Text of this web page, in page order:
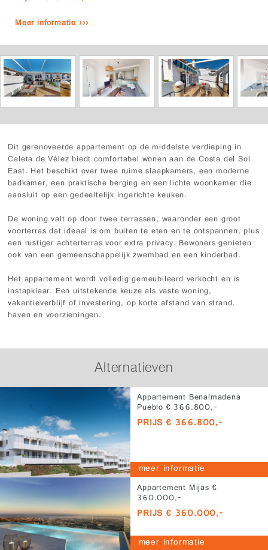
Meer informatie ›››
Dit gerenoveerde appartement op de middelste verdieping in
Caleta de Vélez biedt comfortabel wonen aan de Costa del Sol
East. Het beschikt over twee ruime slaapkamers, een moderne
badkamer, een praktische berging en een lichte woonkamer die
aansluit op een gedeeltelijk ingerichte keuken.
De woning valt op door twee terrassen, waaronder een groot
voorterras dat ideaal is om buiten te eten en te ontspannen, plus
een rustiger achterterras voor extra privacy. Bewoners genieten
ook van een gemeenschappelijk zwembad en een kinderbad.
Het appartement wordt volledig gemeubileerd verkocht en is
instapklaar. Een uitstekende keuze als vaste woning,
vakantieverblijf of investering, op korte afstand van strand,
haven en voorzieningen.
Alternatieven
Appartement Benalmadena
Pueblo € 366.800,-
PRIJS € 366.800,-
meer informatie
Appartement Mijas €
360.000,-
PRIJS € 360.000,-
meer informatie